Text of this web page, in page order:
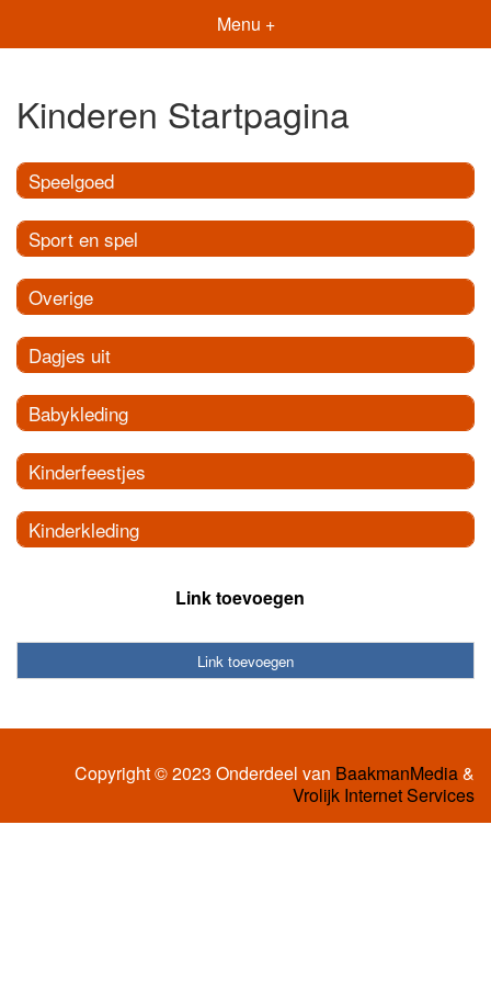
Menu +
Kinderen Startpagina
Speelgoed
Sport en spel
Overige
Dagjes uit
Babykleding
Kinderfeestjes
Kinderkleding
Link toevoegen
Link toevoegen
Copyright © 2023 Onderdeel van BaakmanMedia&
Vrolijk Internet Services